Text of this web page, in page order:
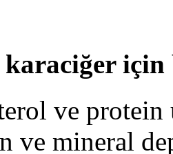
karaciğer
ve
ve mineral